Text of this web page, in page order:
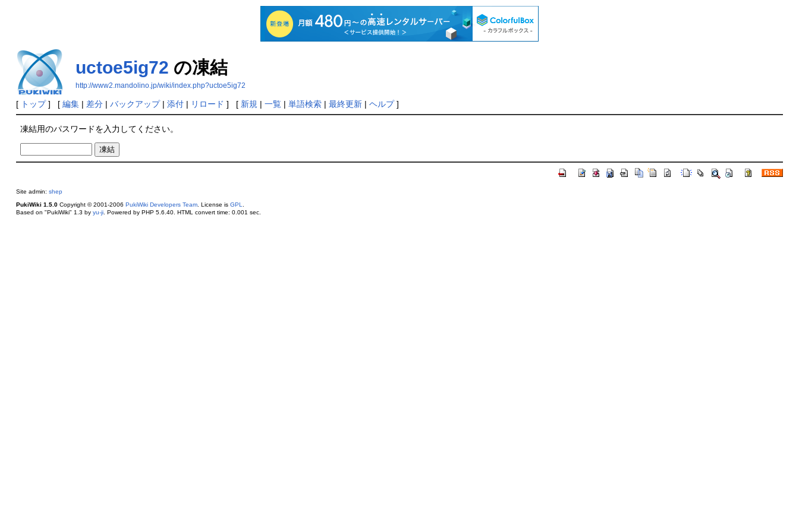
uctoe5ig72 の凍結
http://www2.mandolino.jp/wiki/index.php?uctoe5ig72
[ トップ] [ 編集| 差分| バックアップ| 添付| リロード ] [ 新規 | 一覧| 単語検索| 最終更新| ヘルプ]
凍結用のパスワードを入力してください。
Site admin: shep
PukiWiki 1.5.0Copyright © 2001-2006 PukiWiki Developers Team. License is GPL
Based on "PukiWiki" 1.3 by yu-ji. Powered by PHP 5.6.40. HTML convert time: 0.001 sec.